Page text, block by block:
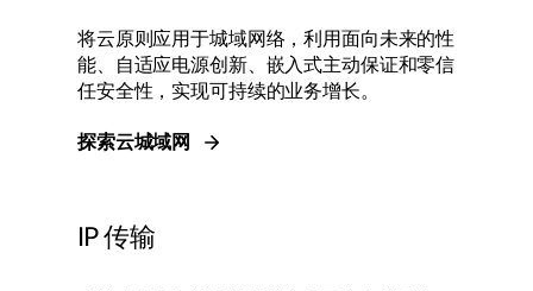
将云原则应用于城域网络，利用面向未来的性
能、自适应电源创新、嵌入式主动保证和零信
任安全性，实现可持续的业务增长。
探索云城域网
IP 传输